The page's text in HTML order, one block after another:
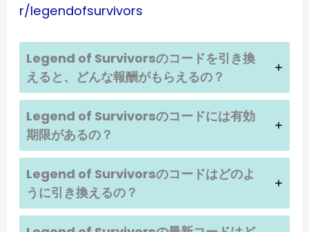
r/legendofsurvivors
Legend of Survivorsのコードを引き換
えると、どんな報酬がもらえるの？
Legend of Survivorsのコードには有効
期限があるの？
Legend of Survivorsのコードはどのよ
うに引き換えるの？